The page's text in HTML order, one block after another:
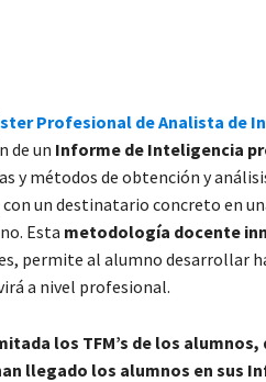
Profesional de Analista de
de un Informe de Inteligencia
y métodos de obtención y
un destinatario concreto en
Esta metodología docente
permite al alumno desarrollar
a nivel profesional.
los TFM’s de los
llegado los alumnos en sus